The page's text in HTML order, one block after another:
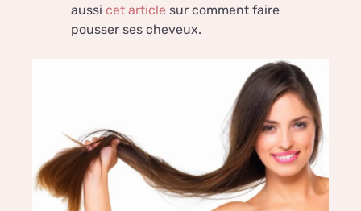
aussi cet article sur comment faire
pousser ses cheveux.